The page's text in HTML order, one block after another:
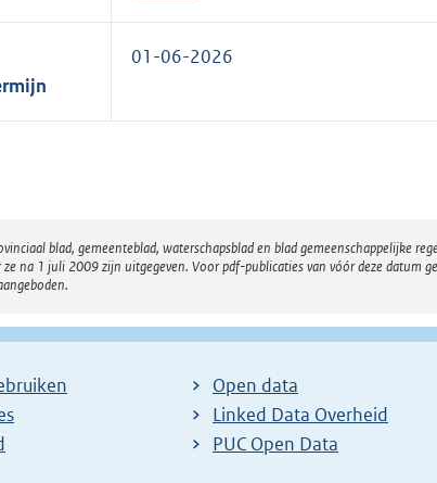
01-06-2026
blad, gemeenteblad, waterschapsblad en blad gemeenschappelijke
na 1 juli 2009 zijn uitgegeven. Voor pdf-publicaties van vóór deze datum
Open data
Linked Data Overheid
PUC Open Data